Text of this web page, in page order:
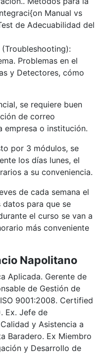
Manual vs
de Adecuabilidad del
Problemas en el
y Detectores, cómo
se requiere buen
de correo
empresa o institución.
por 3 módulos, se
los días lunes, el
a su conveniencia.
de cada semana el
para que se
el curso se van a
más conveniente
Napolitano
Aplicada. Gerente de
de Gestión de
9001:2008. Certified
Ex. Jefe de
y Asistencia a
Baradero. Ex Miembro
y Desarrollo de